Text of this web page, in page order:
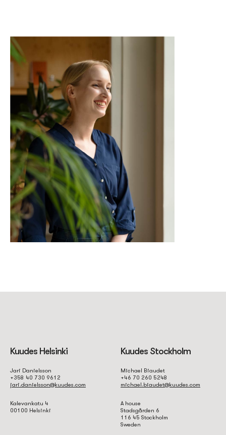
Kuudes Helsinki
Jari Danielsson
+358 40 730 9612
jari.danielsson@kuudes.com
Kalevankatu 4
00100 Helsinki
Kuudes Stockholm
Michael Biaudet
+46 70 260 5248
michael.biaudet@kuudes.com
A house
Stadsgården 6
116 45 Stockholm
Sweden